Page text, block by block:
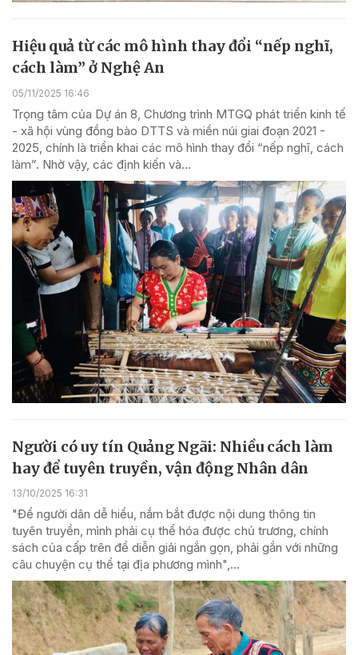
Hiệu quả từ các mô hình thay đổi “nếp nghĩ,
cách làm” ở Nghệ An
05/11/2025 16:46
Trọng tâm của Dự án 8, Chương trình MTGQ phát triển kinh tế
- xã hội vùng đồng bào DTTS và miền núi giai đoạn 2021 -
2025, chính là triển khai các mô hình thay đổi “nếp nghĩ, cách
làm”. Nhờ vậy, các định kiến và...
Người có uy tín Quảng Ngãi: Nhiều cách làm
hay để tuyên truyền, vận động Nhân dân
13/10/2025 16:31
"Để người dân dễ hiểu, nắm bắt được nội dung thông tin
tuyên truyền, mình phải cụ thể hóa được chủ trương, chính
sách của cấp trên để diễn giải ngắn gọn, phải gắn với những
câu chuyện cụ thể tại địa phương mình",...